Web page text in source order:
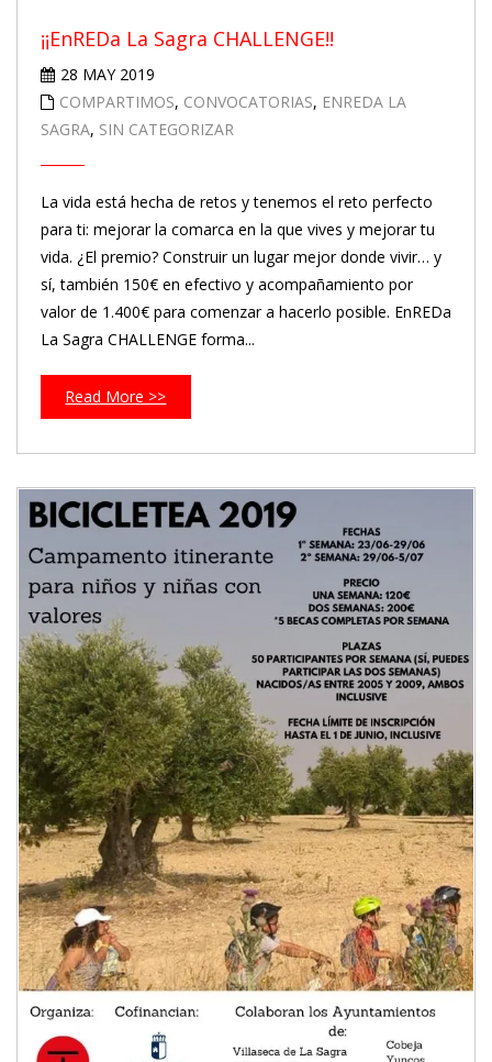
¡¡EnREDa La Sagra CHALLENGE!!
28 MAY 2019
COMPARTIMOS, CONVOCATORIAS, ENREDA LA
SAGRA, SIN CATEGORIZAR
La vida está hecha de retos y tenemos el reto perfecto
para ti: mejorar la comarca en la que vives y mejorar tu
vida. ¿El premio? Construir un lugar mejor donde vivir… y
sí, también 150€ en efectivo y acompañamiento por
valor de 1.400€ para comenzar a hacerlo posible. EnREDa
La Sagra CHALLENGE forma...
Read More >>